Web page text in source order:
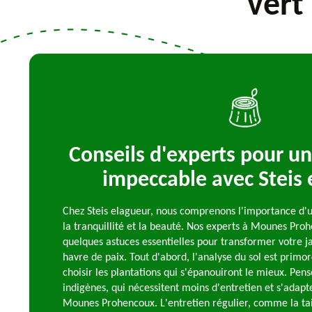
Conseils d'experts pour
impeccable avec Steis
Chez Steis elagueur, nous comprenons l'importance
la tranquillité et la beauté. Nos experts à Mounes
quelques astuces essentielles pour transformer votre
havre de paix. Tout d'abord, l'analyse du sol est
choisir les plantations qui s'épanouiront le mieux.
indigènes, qui nécessitent moins d'entretien et
Mounes Prohencoux. L'entretien régulier, comme la